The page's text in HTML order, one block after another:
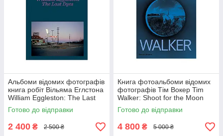
Альбоми відомих фотографів
книга робіт Вільяма Еглстона
William Eggleston: The Last
Dyes книги про фотографію
Готово до відправки
2 400 ₴ 2 500 ₴
Книга фотоальбоми відомих
фотографів Тім Вокер Tim
Walker: Shoot for the Moon
книги про фешн світлини
Готово до відправки
4 800 ₴ 5 000 ₴